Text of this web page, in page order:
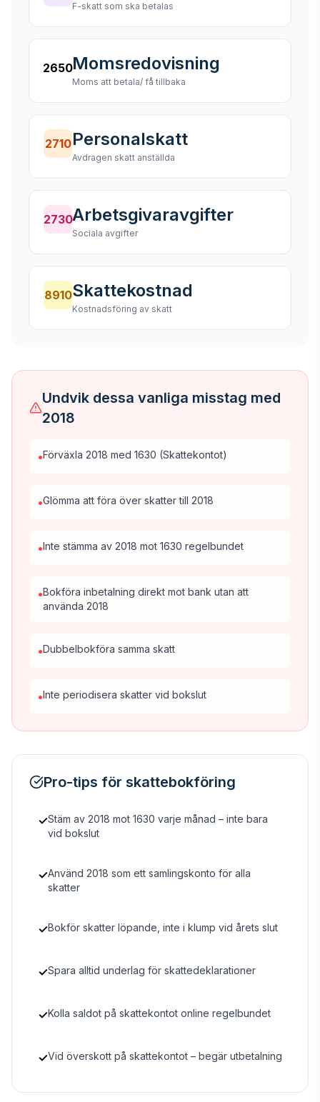
F-skatt som ska betalas
2650Momsredovisning
Moms att betala/ få tillbaka
2710Personalskatt
Avdragen skatt anställda
2730Arbetsgivaravgifter
Sociala avgifter
8910Skattekostnad
Kostnadsföring av skatt
Undvik dessa vanliga misstag med
2018
•Förväxla 2018 med 1630 (Skattekontot)
•Glömma att föra över skatter till 2018
•Inte stämma av 2018 mot 1630 regelbundet
•Bokföra inbetalning direkt mot bank utan att
använda 2018
•Dubbelbokföra samma skatt
•Inte periodisera skatter vid bokslut
Pro-tips för skattebokföring
✓Stäm av 2018 mot 1630 varje månad – inte bara
vid bokslut
✓Använd 2018 som ett samlingskonto för alla
skatter
✓Bokför skatter löpande, inte i klump vid årets slut
✓Spara alltid underlag för skattedeklarationer
✓Kolla saldot på skattekontot online regelbundet
✓Vid överskott på skattekontot – begär utbetalning